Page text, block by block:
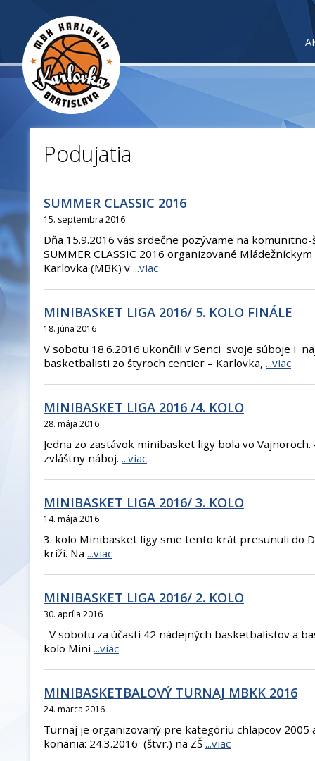
Podujatia
SUMMER CLASSIC 2016
15. septembra 2016
Dňa 15.9.2016 vás srdečne pozývame na
SUMMER CLASSIC 2016 organizované
Karlovka (MBK) v ...viac
MINIBASKET LIGA 2016/ 5. KOLO FINÁLE
18. júna 2016
V sobotu 18.6.2016 ukončili v Senci svoje súboje i
basketbalisti zo štyroch centier – Karlovka, ...viac
MINIBASKET LIGA 2016 /4. KOLO
28. mája 2016
Jedna zo zastávok minibasket ligy bola vo
zvláštny náboj. ...viac
MINIBASKET LIGA 2016/ 3. KOLO
14. mája 2016
3. kolo Minibasket ligy sme tento krát presunuli do
kríži. Na ...viac
MINIBASKET LIGA 2016/ 2. KOLO
30. apríla 2016
V sobotu za účasti 42 nádejných basketbalistov a
kolo Mini ...viac
MINIBASKETBALOVÝ TURNAJ MBKK 2016
24. marca 2016
Turnaj je organizovaný pre kategóriu chlapcov
konania: 24.3.2016 (štvr.) na ZŠ ...viac